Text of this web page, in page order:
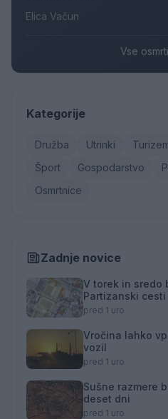
Elica Vačun
Vse
Kategorije
Družba Utrinki
Šport
Gospodarstvo
Osmrtnice
Zadnje novice
V torek in sredo
Partizanski
toplotne energije
pred 1 uro
Vročina lahko
vozil
pred 1 uro
Sušne razmere
deset dni
pred 1 uro